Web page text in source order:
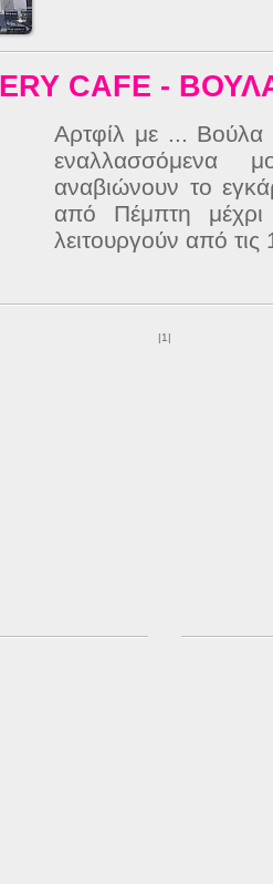
CAFE -
Αρτφίλ με ...
εναλλασσόμενα
αναβιώνουν το
από Πέμπτη μέχρι
λειτουργούν από
|1 |